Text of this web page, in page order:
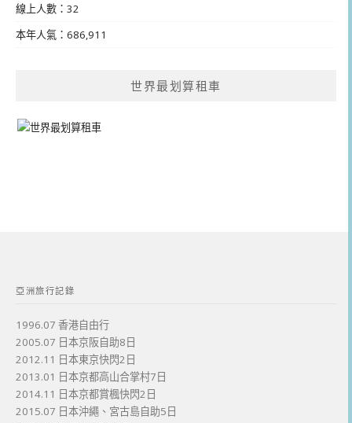
線上人數：32
本年人氣：686,911
世界最划算租車
亞洲旅行記錄
1996.07 香港自由行
2005.07 日本京阪自助8日
2012.11 日本東京快閃2日
2013.01 日本京都高山合掌村7日
2014.11 日本京都賞楓快閃2日
2015.07 日本沖繩、宮古島自助5日